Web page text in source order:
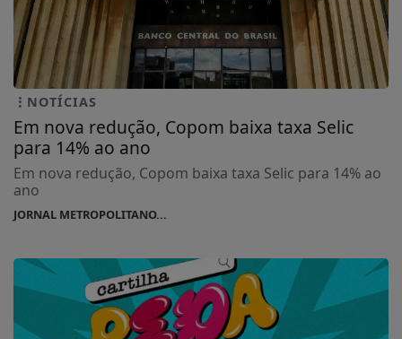
NOTÍCIAS
Em nova redução, Copom baixa taxa Selic
para 14% ao ano
Em nova redução, Copom baixa taxa Selic para 14% ao
ano
JORNAL METROPOLITANO...